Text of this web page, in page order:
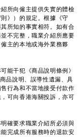
所向僱主提供失實的體檢
》）的規定。根據《守
所知的事實相符。如有合
不完整，職業介紹所應要
主的本地或海外業務夥
干犯《商品說明條例》
品說明、誤導性遺漏、具
行為和不當地接受付款作
可向香港海關投訴，亦可
確要求職業介紹所必須與
完成所有服務時的退款安